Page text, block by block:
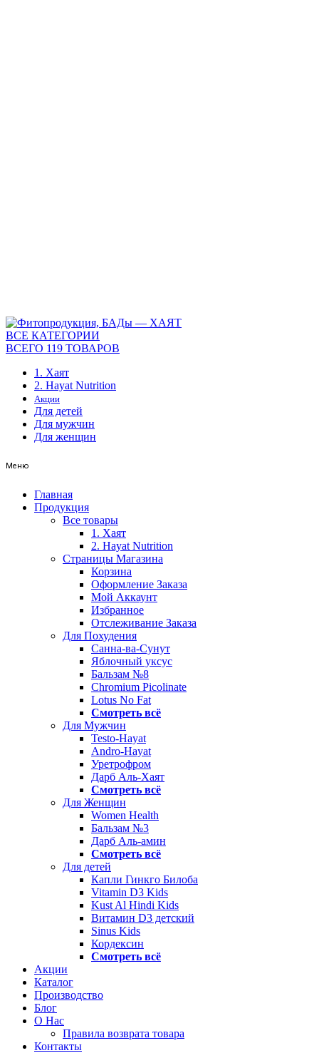
ВСЕ КАТЕГОРИИ
ВСЕГО 119 ТОВАРОВ
1. Хаят
2. Hayat Nutrition
Акции
Для детей
Для мужчин
Для женщин
Меню
Главная
Продукция
Все товары
1. Хаят
2. Hayat Nutrition
Страницы Магазина
Корзина
Оформление Заказа
Мой Аккаунт
Избранное
Отслеживание Заказа
Для Похудения
Санна-ва-Сунут
Яблочный уксус
Бальзам №8
Chromium Picolinate
Lotus No Fat
Смотреть всё
Для Мужчин
Testo-Hayat
Andro-Hayat
Уретрофром
Дарб Аль-Хаят
Смотреть всё
Для Женщин
Women Health
Бальзам №3
Дарб Аль-амин
Смотреть всё
Для детей
Капли Гинкго Билоба
Vitamin D3 Kids
Kust Al Hindi Kids
Витамин D3 детский
Sinus Kids
Кордексин
Смотреть всё
Акции
Каталог
Производство
Блог
О Нас
Правила возврата товара
Контакты